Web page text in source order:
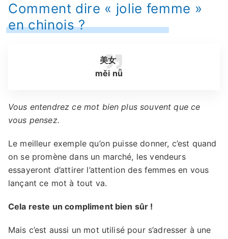
Comment dire « jolie femme »
en chinois ?
美女
měi nǚ
Vous entendrez ce mot bien plus souvent que ce
vous pensez.
Le meilleur exemple qu’on puisse donner, c’est quand
on se promène dans un marché, les vendeurs
essayeront d’attirer l’attention des femmes en vous
lançant ce mot à tout va.
Cela reste un compliment bien sûr !
Mais c’est aussi un mot utilisé pour s’adresser à une